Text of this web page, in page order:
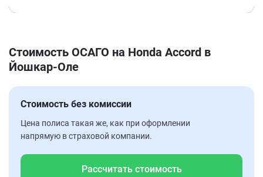
Стоимость ОСАГО на Honda Accord в
Йошкар-Оле
Стоимость без комиссии
Цена полиса такая же, как при оформлении
напрямую в страховой компании.
Рассчитать стоимость